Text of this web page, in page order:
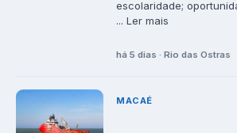
escolaridade;
... Ler mais
há 5 dias · Rio das Ostras
MACAÉ